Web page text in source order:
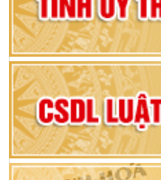
Đại hội
nhiệm
Đại hội
nhiệm kỳ
Khai